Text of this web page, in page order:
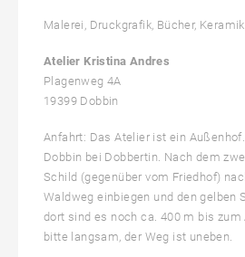
Malerei, Druckgrafik, Bücher,
Atelier Kristina Andres
Plagenweg 4A
19399 Dobbin
Anfahrt: Das Atelier ist ein
Dobbin bei Dobbertin. Nach dem
Schild (gegenüber vom Friedhof)
Waldweg einbiegen und den gelben
dort sind es noch ca. 400 m bis zum
bitte langsam, der Weg ist uneben.